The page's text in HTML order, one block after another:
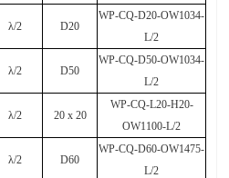
λ/2 D20
WP-CQ-D20-OW1034-
L/2
λ/2 D50
WP-CQ-D50-OW1034-
L/2
λ/2 20 x 20
WP-CQ-L20-H20-
OW1100-L/2
λ/2 D60
WP-CQ-D60-OW1475-
L/2